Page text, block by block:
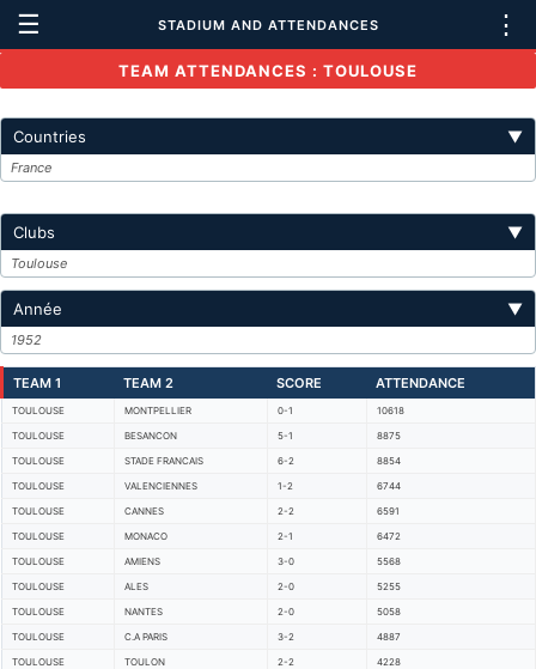
☰ STADIUM AND ATTENDANCES ⋮
TEAM ATTENDANCES : TOULOUSE
Countries ▼
France
Clubs ▼
Toulouse
Année ▼
1952
TEAM 1 TEAM 2 SCORE ATTENDANCE
TOULOUSE MONTPELLIER 0-1 10618
TOULOUSE BESANCON 5-1 8875
TOULOUSE STADE FRANCAIS 6-2 8854
TOULOUSE VALENCIENNES 1-2 6744
TOULOUSE CANNES 2-2 6591
TOULOUSE MONACO 2-1 6472
TOULOUSE AMIENS 3-0 5568
TOULOUSE ALES 2-0 5255
TOULOUSE NANTES 2-0 5058
TOULOUSE C.A PARIS 3-2 4887
TOULOUSE TOULON 2-2 4228